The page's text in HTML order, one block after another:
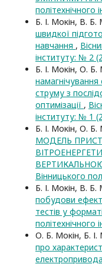
політехнічного
Б. І. Мокін, В.
швидкої
навчання ,
інституту: № 2
Б. І. Мокін, О. Б.
струму з
оптимізації ,
інституту: № 1
Б. І. Мокін, О.
МОДЕЛЬ
Вінницького
Б. І. Мокін, В.
побудови
тестів у
політехнічного
О. Б. Мокін, Б.
про